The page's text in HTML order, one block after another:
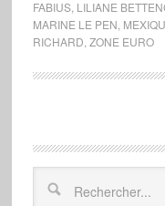
FABIUS, LILIANE
MARINE LE PEN
RICHARD ZONE EURO